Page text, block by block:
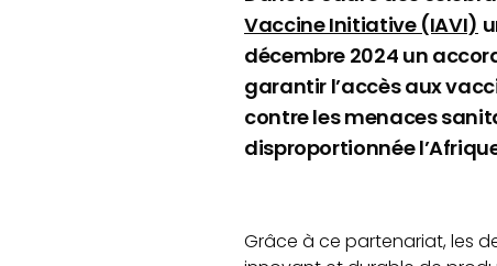
Vaccine Initiative (IAVI)
décembre 2024 un
garantir l’accès aux
contre les menaces
disproportionnée
Grâce à ce partenariat, les